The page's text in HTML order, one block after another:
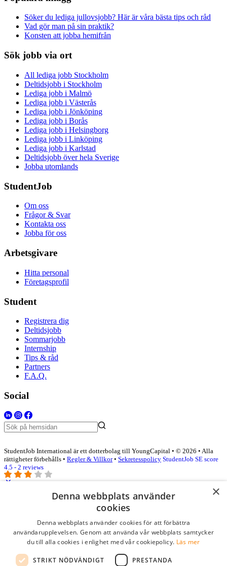
Söker du lediga jullovsjobb? Här är våra bästa tips och råd
Vad gör man på sin praktik?
Konsten att jobba hemifrån
Sök jobb via ort
All lediga jobb Stockholm
Deltidsjobb i Stockholm
Lediga jobb i Malmö
Lediga jobb i Västerås
Lediga jobb i Jönköping
Lediga jobb i Borås
Lediga jobb i Helsingborg
Lediga jobb i Linköping
Lediga jobb i Karlstad
Deltidsjobb över hela Sverige
Jobba utomlands
StudentJob
Om oss
Frågor & Svar
Kontakta oss
Jobba för oss
Arbetsgivare
Hitta personal
Företagsprofil
Student
Registrera dig
Deltidsjobb
Sommarjobb
Internship
Tips & råd
Partners
F.A.Q.
Social
StudentJob International är ett dotterbolag till YoungCapital • © 2026 • Alla
rättigheter förbehålls • Regler & Villkor• Sekretesspolicy StudentJob SE score
4.5 - 2 reviews
Lösenord
kom ihåg mig
×
Denna webbplats använder
cookies
Denna webbplats använder cookies för att förbättra
användarupplevelsen. Genom att använda vår webbplats samtycker
du till alla cookies i enlighet med vår cookiepolicy. Läs mer
STRIKT NÖDVÄNDIGT PRESTANDA